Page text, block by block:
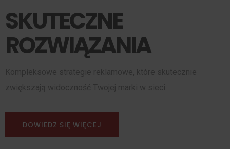
SKUTECZNE
ROZWIĄZANIA
DOWIEDZ SIĘ WIĘCEJ